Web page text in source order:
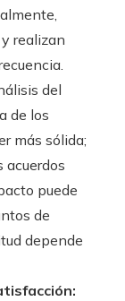
realizan
del
de los
más sólida;
acuerdos
puede
de
depende